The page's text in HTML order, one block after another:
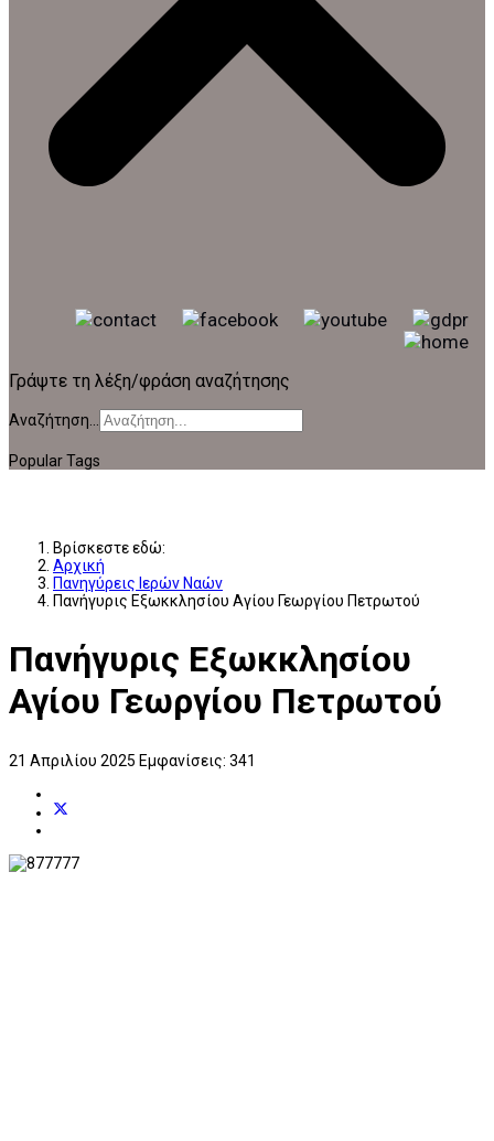
Γράψτε τη λέξη/φράση αναζήτησης
Αναζήτηση...
Popular Tags
Βρίσκεστε εδώ:
Αρχική
Πανηγύρεις Ιερών Ναών
Πανήγυρις Εξωκκλησίου Αγίου Γεωργίου Πετρωτού
Πανήγυρις Εξωκκλησίου
Αγίου Γεωργίου Πετρωτού
21 Απριλίου 2025 Εμφανίσεις: 341